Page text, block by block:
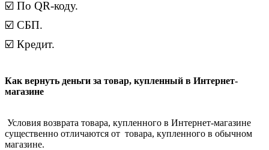
☑️ По QR-коду.
☑️ СБП.
☑️ Кредит.
Как вернуть деньги за товар, купленный в Интернет-
магазине
Условия возврата товара, купленного в Интернет-магазине
существенно отличаются от товара, купленного в обычном
магазине.